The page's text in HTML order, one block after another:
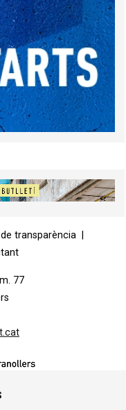
transparència
77